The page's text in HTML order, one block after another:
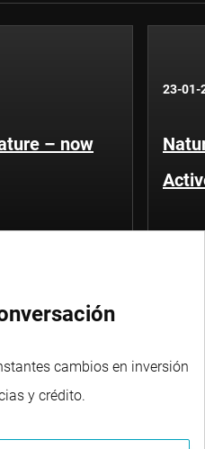
– now
23-01-
cambios en inversión
y crédito.